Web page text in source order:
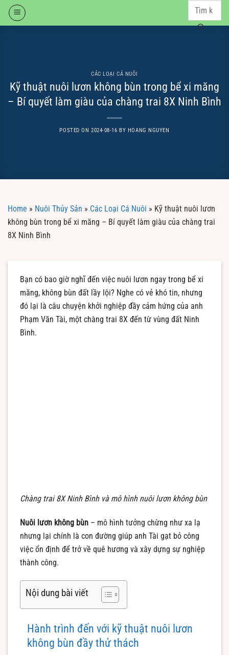
Skip
CÁC LOẠI CÁ NUÔI
Kỹ thuật nuôi lươn không bùn trong bể xi măng
– Bí quyết làm giàu của chàng trai 8X Ninh Bình
POSTED ON 2024-08-16 BY HOANG NGUYEN
Home » Nuôi Thủy Sản » Các Loại Cá Nuôi » Kỹ thuật nuôi lươn
không bùn trong bể xi măng – Bí quyết làm giàu của chàng trai
8X Ninh Bình
Bạn có bao giờ nghĩ đến việc nuôi lươn ngay trong bể xi
măng, không bùn đất lầy lội? Nghe có vẻ khó tin, nhưng
đó lại là câu chuyện khởi nghiệp đầy cảm hứng của anh
Phạm Văn Tài, một chàng trai 8X đến từ vùng đất Ninh
Bình.
Chàng trai 8X Ninh Bình và mô hình nuôi lươn không bùn
Nuôi lươn không bùn – mô hình tưởng chừng như xa lạ
nhưng lại chính là con đường giúp anh Tài gạt bỏ công
việc ổn định để trở về quê hương và xây dựng sự nghiệp
thành công.
Nội dung bài viết
Hành trình đến với kỹ thuật nuôi lươn
không bùn đầy thử thách